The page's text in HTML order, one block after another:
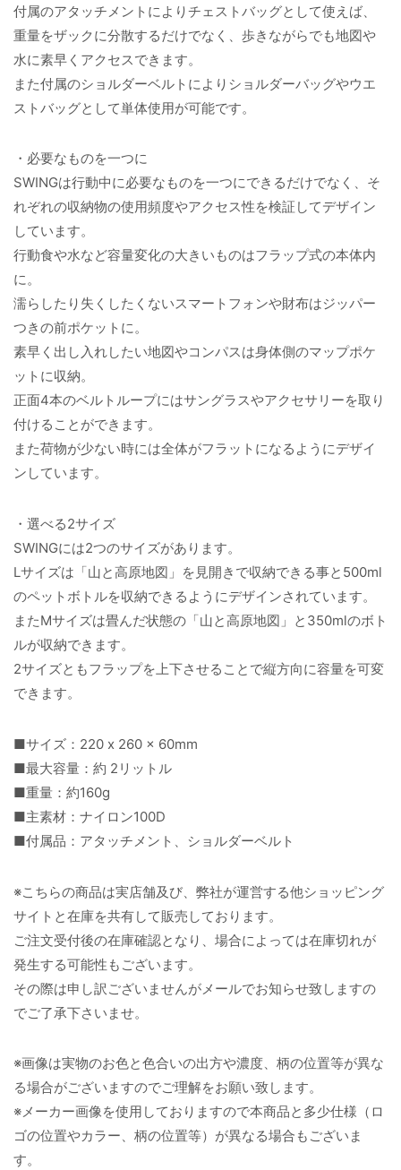
付属のアタッチメントによりチェストバッグとして使えば、
重量をザックに分散するだけでなく、歩きながらでも地図や
水に素早くアクセスできます。
また付属のショルダーベルトによりショルダーバッグやウエ
ストバッグとして単体使用が可能です。
・必要なものを一つに
SWINGは行動中に必要なものを一つにできるだけでなく、そ
れぞれの収納物の使用頻度やアクセス性を検証してデザイン
しています。
行動食や水など容量変化の大きいものはフラップ式の本体内
に。
濡らしたり失くしたくないスマートフォンや財布はジッパー
つきの前ポケットに。
素早く出し入れしたい地図やコンパスは身体側のマップポケ
ットに収納。
正面4本のベルトループにはサングラスやアクセサリーを取り
付けることができます。
また荷物が少ない時には全体がフラットになるようにデザイ
ンしています。
・選べる2サイズ
SWINGには2つのサイズがあります。
Lサイズは「山と高原地図」を見開きで収納できる事と500ml
のペットボトルを収納できるようにデザインされています。
またMサイズは畳んだ状態の「山と高原地図」と350mlのボト
ルが収納できます。
2サイズともフラップを上下させることで縦方向に容量を可変
できます。
■サイズ：220 x 260 x 60mm
■最大容量：約 2リットル
■重量：約160g
■主素材：ナイロン100D
■付属品：アタッチメント、ショルダーベルト
※こちらの商品は実店舗及び、弊社が運営する他ショッピング
サイトと在庫を共有して販売しております。
ご注文受付後の在庫確認となり、場合によっては在庫切れが
発生する可能性もございます。
その際は申し訳ございませんがメールでお知らせ致しますの
でご了承下さいませ。
※画像は実物のお色と色合いの出方や濃度、柄の位置等が異な
る場合がございますのでご理解をお願い致します。
※メーカー画像を使用しておりますので本商品と多少仕様（ロ
ゴの位置やカラー、柄の位置等）が異なる場合もございま
す。